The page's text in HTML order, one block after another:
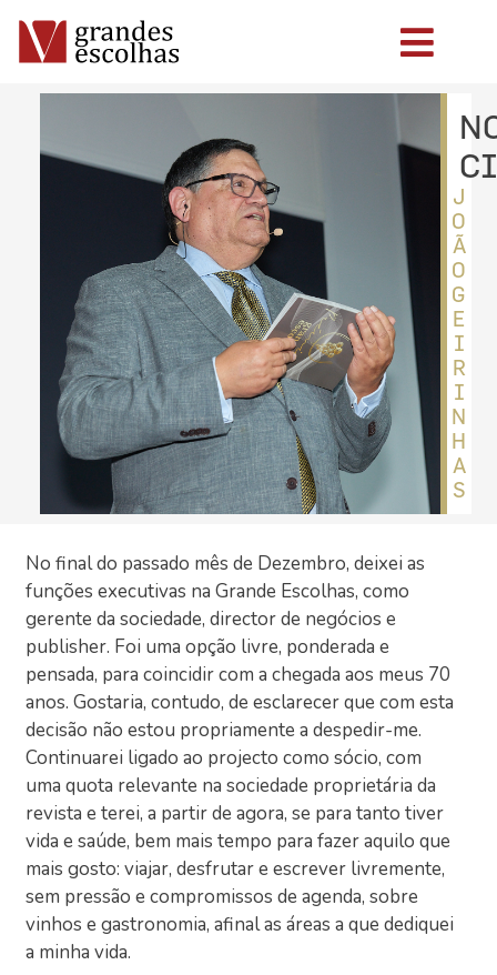
J
O
Ã
O
G
E
I
R
I
N
H
A
S
No final do passado mês de Dezembro, deixei as
funções executivas na Grande Escolhas, como
gerente da sociedade, director de negócios e
publisher. Foi uma opção livre, ponderada e
pensada, para coincidir com a chegada aos meus 70
anos. Gostaria, contudo, de esclarecer que com esta
decisão não estou propriamente a despedir-me.
Continuarei ligado ao projecto como sócio, com
uma quota relevante na sociedade proprietária da
revista e terei, a partir de agora, se para tanto tiver
vida e saúde, bem mais tempo para fazer aquilo que
mais gosto: viajar, desfrutar e escrever livremente,
sem pressão e compromissos de agenda, sobre
vinhos e gastronomia, afinal as áreas a que dediquei
a minha vida.